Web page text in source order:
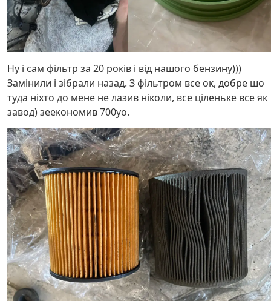
Ну і сам фільтр за 20 років і від нашого бензину)))
Замінили і зібрали назад. З фільтром все ок, добре шо
туда ніхто до мене не лазив ніколи, все ціленьке все як
завод) зеекономив 700уо.